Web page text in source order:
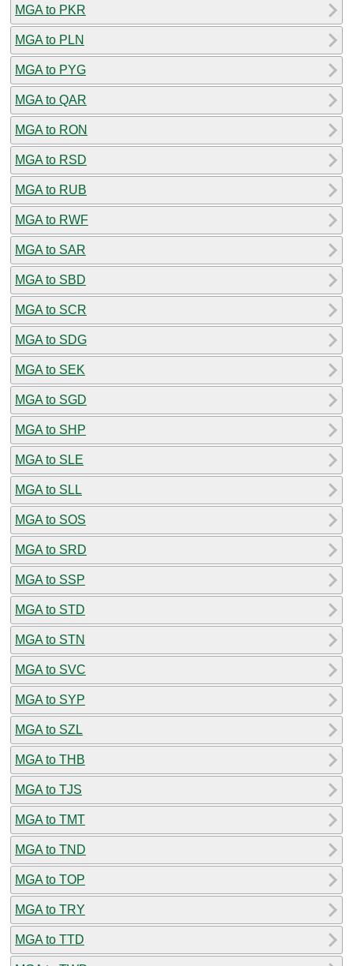
MGA to PKR
MGA to PLN
MGA to PYG
MGA to QAR
MGA to RON
MGA to RSD
MGA to RUB
MGA to RWF
MGA to SAR
MGA to SBD
MGA to SCR
MGA to SDG
MGA to SEK
MGA to SGD
MGA to SHP
MGA to SLE
MGA to SLL
MGA to SOS
MGA to SRD
MGA to SSP
MGA to STD
MGA to STN
MGA to SVC
MGA to SYP
MGA to SZL
MGA to THB
MGA to TJS
MGA to TMT
MGA to TND
MGA to TOP
MGA to TRY
MGA to TTD